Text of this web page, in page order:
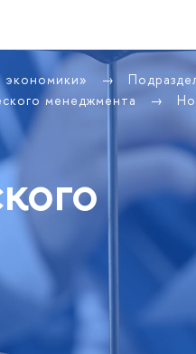
экономики»
менеджмента